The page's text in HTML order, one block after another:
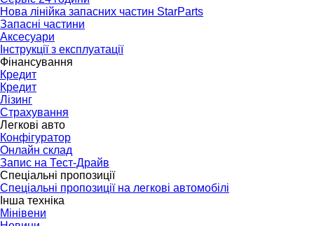
Нова лінійка запасних частин StarParts
Запасні частини
Аксесуари
Інструкції з експлуатації
Фінансування
Кредит
Кредит
Лізинг
Страхування
Легкові авто
Конфігуратор
Онлайн склад
Запис на Тест-Драйв
Спеціальні пропозиції
Спеціальні пропозиції на легкові автомобілі
Інша техніка
Мінівени